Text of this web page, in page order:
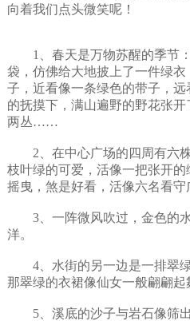
向着我们点头微笑呢！
1、春天是万物苏醒的季节：
袋，仿佛给大地披上了一件绿
子，近看像一条绿色的带子，
的抚摸下，满山遍野的野花张开
两丛……
2、在中心广场的四周有六株
枝叶绿的可爱，活像一把张开
摇曳，煞是好看，活像六名看守
3、一阵微风吹过，金色的水
洋。
4、水街的另一边是一排翠绿
那翠绿的衣裙像仙女一般翩翩起
5、溪底的沙子与岩石像筛出